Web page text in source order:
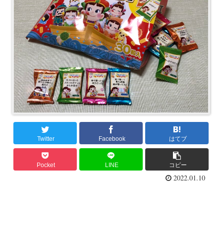
Twitter Facebook はてブ
Pocket LINE コピー
2022.01.10